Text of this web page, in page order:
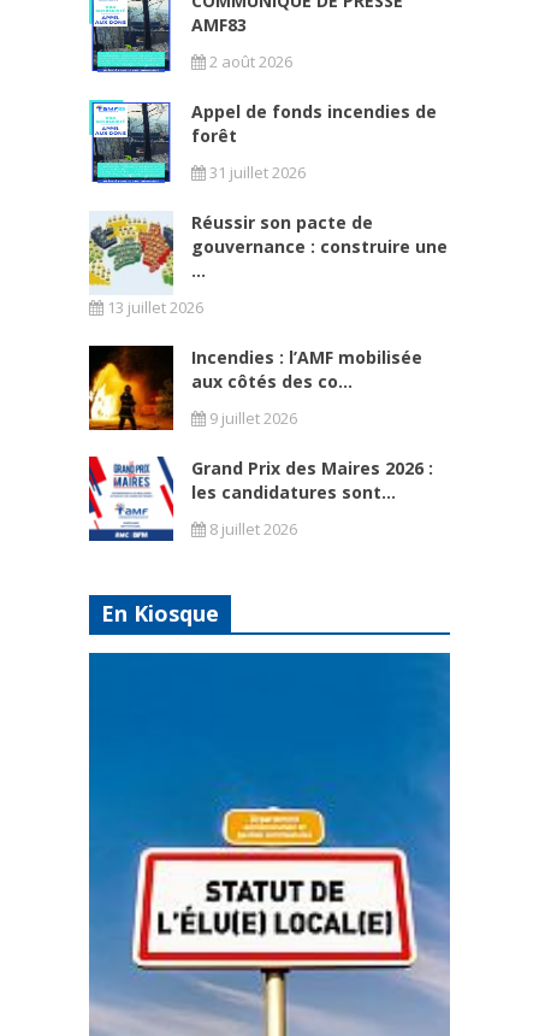
AMF83
2 août 2026
Appel de fonds incendies de
forêt
31 juillet 2026
Réussir son pacte de
gouvernance : construire une
...
13 juillet 2026
Incendies : l’AMF mobilisée
aux côtés des co...
9 juillet 2026
Grand Prix des Maires 2026 :
les candidatures sont...
8 juillet 2026
En Kiosque